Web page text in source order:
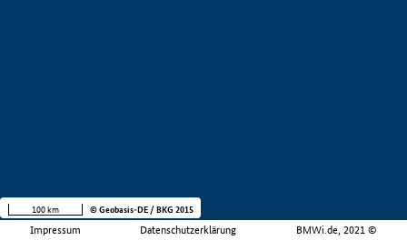
Impressum Datenschutzerklärung BMWi.de, 2021 ©
100 km © Geobasis-DE / BKG 2015